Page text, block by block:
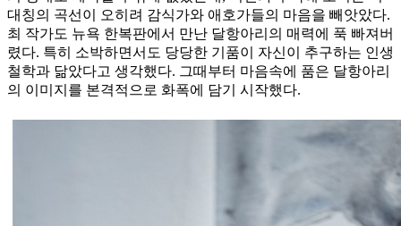
대칭의 곡선이 오히려 감식가와 애호가들의 마음을 빼앗았다.
최 작가도 뉴욕 한복판에서 만난 달항아리의 매력에 푹 빠져버
렸다. 특히 소박하면서도 당당한 기품이 자신이 추구하는 인생
철학과 닮았다고 생각했다. 그때부터 마음속에 품은 달항아리
의 이미지를 본격적으로 화폭에 담기 시작했다.